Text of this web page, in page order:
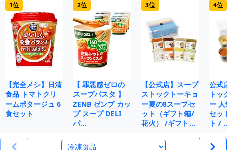
1位
【完全メシ】日清
食品 トマトクリ
ームポタージュ 6
食セット
2位
【 罪悪感ゼロの
スープパスタ 】
ZENB ゼンブ カッ
プ スープ DELI
パ…
3位
【公式店】スープ
ストックトーキョ
ー夏の8スープセ
ット（ギフト箱/
花火） /ギフト…
4位
公式
ト
ー
セッ
ト /